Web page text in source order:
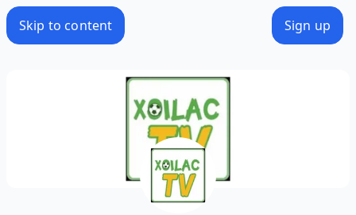
Skip to content Sign up